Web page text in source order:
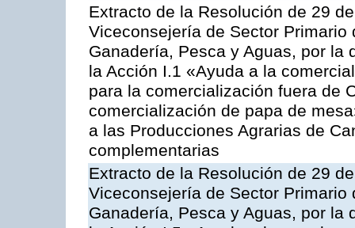
Extracto de la Resolución de 29
Viceconsejería de Sector
Ganadería, Pesca y Aguas, por la
la Acción I.1 «Ayuda a la
para la comercialización fuera de
comercialización de papa de
a las Producciones Agrarias de
complementarias
Extracto de la Resolución de 29
Viceconsejería de Sector
Ganadería, Pesca y Aguas, por la